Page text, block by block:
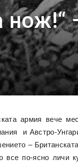
нож!“
армия вече
и Австро-
–
все по-ясно личи